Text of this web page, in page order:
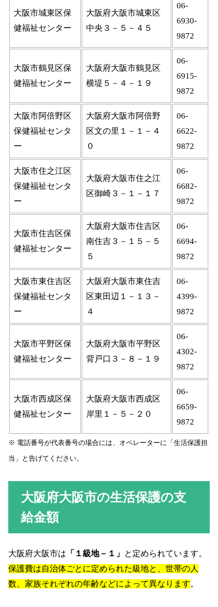
大阪市城東区保
健福祉センター
大阪府大阪市城東区
中央３－５－４５
06-
6930-
9872
大阪市鶴見区保
健福祉センター
大阪府大阪市鶴見区
横堤５－４－１９
06-
6915-
9872
大阪市阿倍野区
保健福祉センタ
ー
大阪府大阪市阿倍野
区文の里１－１－４
０
06-
6622-
9872
大阪市住之江区
保健福祉センタ
ー
大阪府大阪市住之江
区御崎３－１－１７
06-
6682-
9872
大阪市住吉区保
健福祉センター
大阪府大阪市住吉区
南住吉３－１５－５
５
06-
6694-
9872
大阪市東住吉区
保健福祉センタ
ー
大阪府大阪市東住吉
区東田辺１－１３－
４
06-
4399-
9872
大阪市平野区保
健福祉センター
大阪府大阪市平野区
背戸口３－８－１９
06-
4302-
9872
大阪市西成区保
健福祉センター
大阪府大阪市西成区
岸里１－５－２０
06-
6659-
9872
※ 電話番号が代表番号の場合には、オペレーターに「生活保護担
当」と告げてください。
大阪府大阪市の生活保護の支
給金額
大阪府大阪市は 「１級地－１」
と定められています。
保護費は自治体ごとに定められた級地と、世帯の人
数、家族それぞれの年齢などによって異なります。